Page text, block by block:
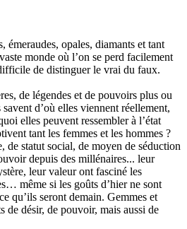
émeraudes, opales, diamants et tant
monde où l’on se perd facilement
de distinguer le vrai du faux.
de légendes et de pouvoirs plus ou
d’où elles viennent réellement,
elles peuvent ressembler à l’état
tant les femmes et les hommes ?
de statut social, de moyen de séduction
depuis des millénaires... leur
leur valeur ont fasciné les
même si les goûts d’hier ne sont
qu’ils seront demain. Gemmes et
de désir, de pouvoir, mais aussi de